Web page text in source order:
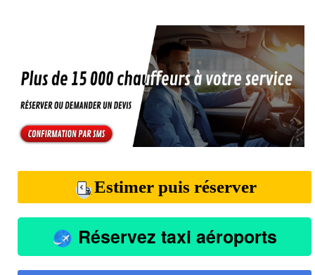
Estimer puis réserver
Réservez taxi aéroports